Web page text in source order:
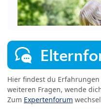
Hier findest du
weiteren Fragen, wende
Zum Expertenforum